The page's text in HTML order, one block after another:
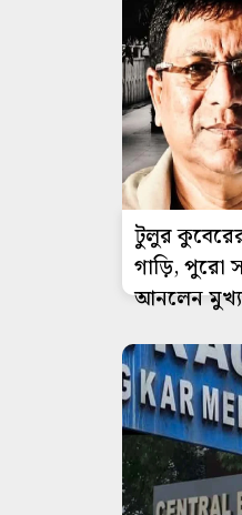
টুলুর
গাড়ি, পুরো
আনলেন